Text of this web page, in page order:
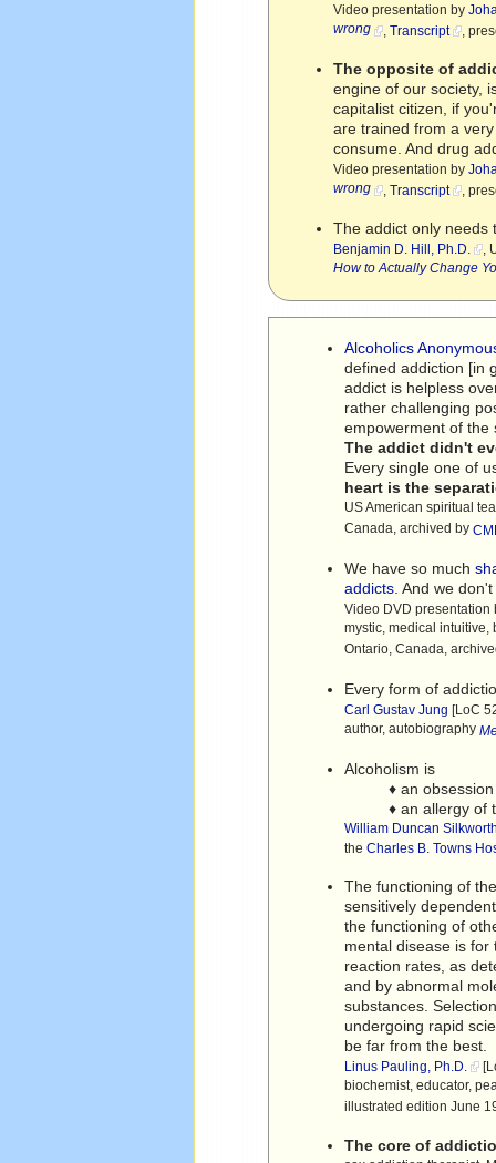
Video presentation by
wrong ,Transcript ,
The opposite of
engine of our society,
capitalist citizen, if
are trained from a
consume. And drug
Video presentation by
wrong ,Transcript ,
The addict only
Benjamin D. Hill, Ph.D. ,
How to Actually Change
Alcoholics
defined addiction [in
addict is helpless
rather challenging
empowerment of the
The addict didn't
Every single one of
heart is the
US American spiritual
Canada, archived by
We have so much
addicts . And we
Video DVD
mystic, medical
Ontario, Canada,
Every form of
Carl Gustav Jung [LoC
author, autobiography
Alcoholism is
♦ an
♦ an allergy of
William Duncan
theCharles B. Towns
The functioning of
sensitively
the functioning of
mental disease is
reaction rates, as
and by abnormal
substances.
undergoing rapid
be far from the best.
Linus Pauling, Ph.D.
biochemist, educator,
illustrated edition June
The core of